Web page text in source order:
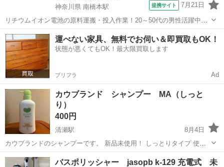
神奈川県 南橋本駅
提携サイト 7月21日
リチウムイオン電池の原料運搬・投入作業！20～50代の男性活躍中★
ワンルーム寮完備！赴任旅費会社負担！年間休日130日★フォークリフ
ト免許お持ちの方、活躍中！就業先食堂利用可★《神奈川県相模原
市》 人気の工場のお仕事 ◇電...
神奈川 相模原市 南橋本駅 その他
運べない家具、無料でお伺い＆即買取もOK！
状態が悪くてもOK！最大限買取します
プリフラ Ad
カウブランド シャンプー MA（しっと
り）
400円
清瀬駅
8月4日
カウブランドのシャンプーです。 新品未使用！ しっとりタイプ 使用
変更したので出品しました。
東京 東久留米市 清瀬駅
バスポリッシャー jasopb k-129 充電式 未